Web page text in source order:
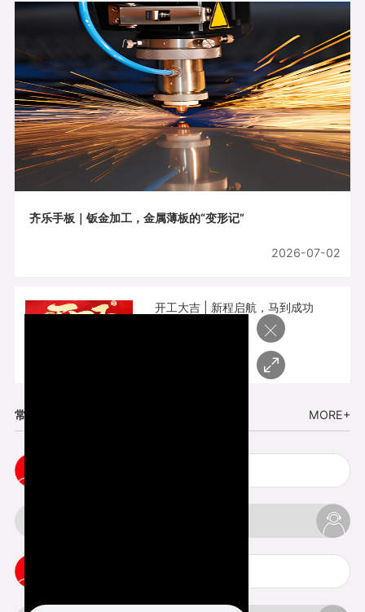
齐乐手板｜钣金加工，金属薄板的“变形记”
2026-07-02
开工大吉 | 新程启航，马到成功
常见问题 MORE+
×